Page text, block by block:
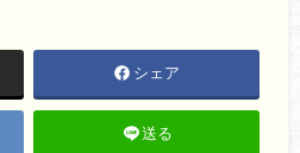
シェア
送る